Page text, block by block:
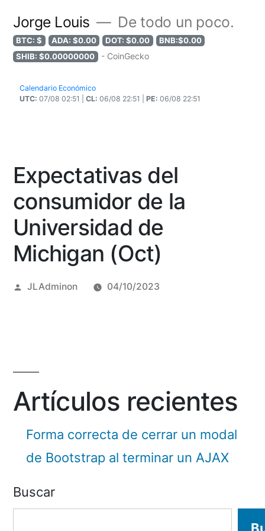
Jorge Louis De todo un poco.
BTC: $ ADA: $0.00 DOT: $0.00
BNB:$0.00
SHIB: $0.00000000
- CoinGecko
Calendario Económico
UTC: 07/08 02:51 | CL: 06/08 22:51 | PE: 06/08 22:51
Expectativas del
consumidor de la
Universidad de
Michigan (Oct)
Posted
JLAdminon 04/10/2023
Artículos recientes
Forma correcta de cerrar un modal
de Bootstrap al terminar un AJAX
Buscar